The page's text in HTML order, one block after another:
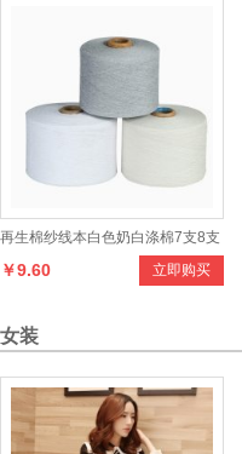
再生棉纱线本白色奶白涤棉7支8支
10支21支漂白棉纱 立即购买
￥9.60
女装